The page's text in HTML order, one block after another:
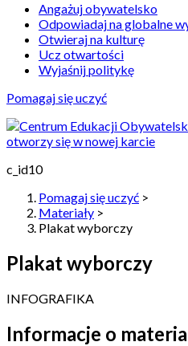
Angażuj obywatelsko
Odpowiadaj na globalne
Otwieraj na kulturę
Ucz otwartości
Wyjaśnij politykę
Pomagaj się uczyć
otworzy się w nowej karcie
c_id10
Pomagaj się uczyć >
Materiały >
Plakat wyborczy
Plakat wyborczy
INFOGRAFIKA
Informacje o